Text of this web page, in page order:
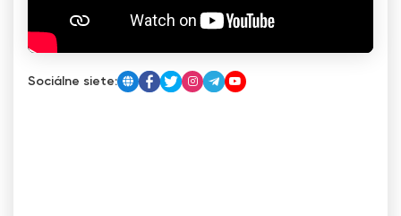
Sociálne siete: